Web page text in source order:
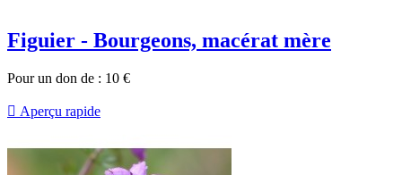
Figuier - Bourgeons, macérat mère
Pour un don de : 10 €
 Aperçu rapide